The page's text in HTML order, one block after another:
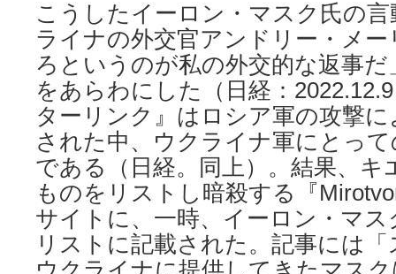
こうしたイーロン・マスク氏の
ライナの外交官アンドリー・メ
ろというのが私の外交的な返事
をあらわにした（日経：
ターリンク』はロシア軍の攻撃
された中、ウクライナ軍にとっ
である（日経。同上）。結果、キ
ものをリストし暗殺する『
サイトに、一時、イーロン・マ
リストに記載された。記事には